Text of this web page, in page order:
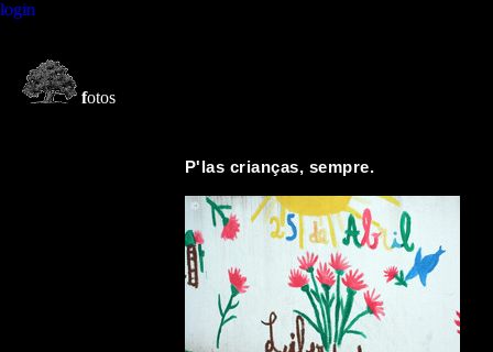
login
fotos
P'las crianças, sempre.